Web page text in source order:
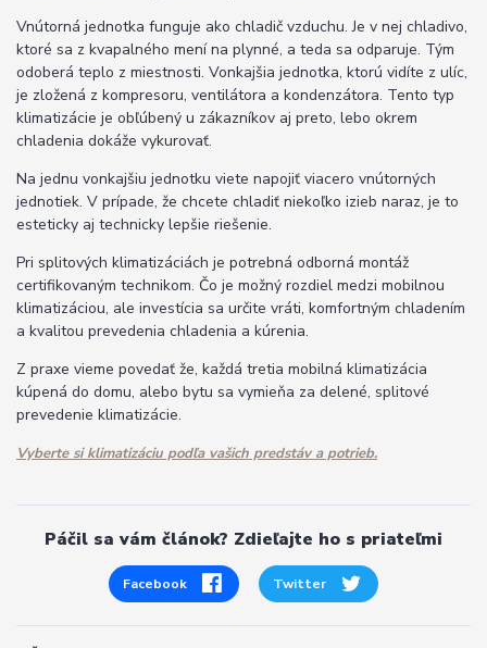
Vnútorná jednotka funguje ako chladič vzduchu. Je v nej chladivo,
ktoré sa z kvapalného mení na plynné, a teda sa odparuje. Tým
odoberá teplo z miestnosti. Vonkajšia jednotka, ktorú vidíte z ulíc,
je zložená z kompresoru, ventilátora a kondenzátora. Tento typ
klimatizácie je obľúbený u zákazníkov aj preto, lebo okrem
chladenia dokáže vykurovať.
Na jednu vonkajšiu jednotku viete napojiť viacero vnútorných
jednotiek. V prípade, že chcete chladiť niekoľko izieb naraz, je to
esteticky aj technicky lepšie riešenie.
Pri splitových klimatizáciách je potrebná odborná montáž
certifikovaným technikom. Čo je možný rozdiel medzi mobilnou
klimatizáciou, ale investícia sa určite vráti, komfortným chladením
a kvalitou prevedenia chladenia a kúrenia.
Z praxe vieme povedať že, každá tretia mobilná klimatizácia
kúpená do domu, alebo bytu sa vymieňa za delené, splitové
prevedenie klimatizácie.
Vyberte si klimatizáciu podľa vašich predstáv a potrieb.
Páčil sa vám článok? Zdieľajte ho s priateľmi
Facebook Twitter